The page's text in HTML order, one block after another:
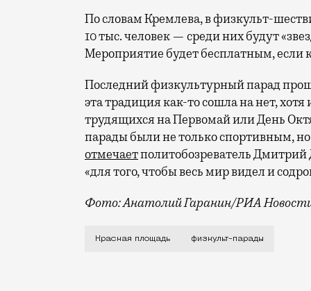
По словам Кремлева, в физкульт-
10 тыс. человек — среди них будут
Мероприятие будет бесплатным, если
Последний физкультурный парад
эта традиция как-то сошла на нет,
трудящихся на Первомай или День
парады были не только спортивным,
отмечаетполитобозреватель Дмитрий
«для того, чтобы весь мир видел и
Фото: Анатолий Гаранин/РИА
Осенью прошлого года к Путину
Красная площадь физкульт-парады